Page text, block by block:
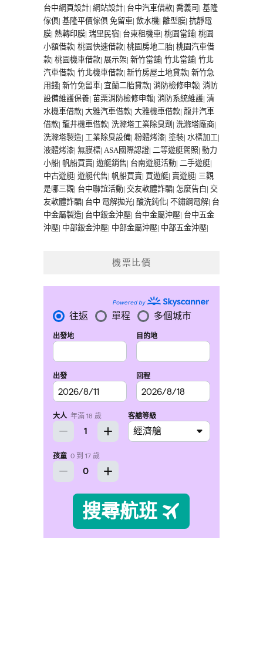
台中網頁設計| 網站設計| 台中汽車借款| 喬義司 | 基隆
傢俱| 基隆平價傢俱 免留車| 飲水機| 離型膜| 抗靜電
膜| 熱轉印膜| 瑞里民宿| 台東租機車| 桃園當鋪| 桃園
小額借款| 桃園快速借款| 桃園房地二胎| 桃園汽車借
款| 桃園機車借款| 展示架| 新竹當舖| 竹北當舖| 竹北
汽車借款| 竹北機車借款| 新竹房屋土地貸款| 新竹急
用錢| 新竹免留車| 宜蘭二胎貸款| 消防檢修申報| 消防
設備維護保養| 苗栗消防檢修申報| 消防系統維護| 清
水機車借款| 大雅汽車借款| 大雅機車借款| 龍井汽車
借款| 龍井機車借款| 洗滌塔工業除臭劑 | 洗滌塔廠商|
洗滌塔製造| 工業除臭設備| 粉體烤漆| 塗裝| 水標加工|
液體烤漆| 無膜標| ASA國際認證| 二等遊艇駕照| 動力
小船| 帆船買賣| 遊艇銷售| 台南遊艇活動| 二手遊艇|
中古遊艇| 遊艇代售| 帆船買賣| 買遊艇| 賣遊艇| 三觀
是哪三觀| 台中聯誼活動| 交友軟體詐騙| 怎麼告白| 交
友軟體詐騙| 台中 電解拋光| 酸洗鈍化| 不鏽鋼電解| 台
中金屬製造| 台中鈑金沖壓| 台中金屬沖壓| 台中五金
沖壓| 中部鈑金沖壓| 中部金屬沖壓| 中部五金沖壓|
機票比價